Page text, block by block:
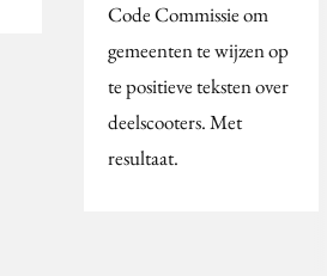
Code Commissie om
gemeenten te wijzen op
te positieve teksten over
deelscooters. Met
resultaat.